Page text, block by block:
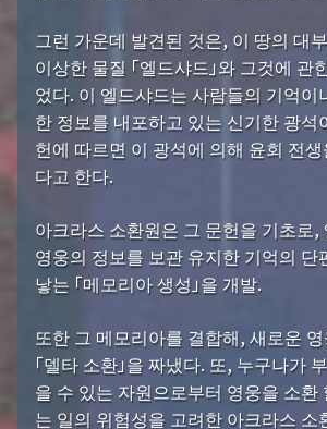
그런 가운데 발견된 것은, 이 땅의 대
이상한 물질 「엘드샤드」와 그것에 관
었다. 이 엘드샤드는 사람들의 기억이
한 정보를 내포하고 있는 신기한 광석
헌에 따르면 이 광석에 의해 윤회 전
다고 한다.
아크라스 소환원은 그 문헌을 기초로,
영웅의 정보를 보관 유지한 기억의 단
낳는 「메모리아 생성」을 개발.
또한 그 메모리아를 결합해, 새로운
「델타 소환」을 짜냈다. 또, 누구나가
을 수 있는 자원으로부터 영웅을 소환
는 일의 위험성을 고려한 아크라스 소